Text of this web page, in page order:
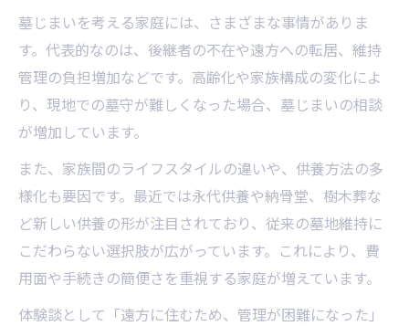
墓じまいを考える家庭には、さまざまな事情がありま
す。代表的なのは、後継者の不在や遠方への転居、維持
管理の負担増加などです。高齢化や家族構成の変化によ
り、現地での墓守が難しくなった場合、墓じまいの相談
が増加しています。
また、家族間のライフスタイルの違いや、供養方法の多
様化も要因です。最近では永代供養や納骨堂、樹木葬な
ど新しい供養の形が注目されており、従来の墓地維持に
こだわらない選択肢が広がっています。これにより、費
用面や手続きの簡便さを重視する家庭が増えています。
体験談として「遠方に住むため、管理が困難になった」